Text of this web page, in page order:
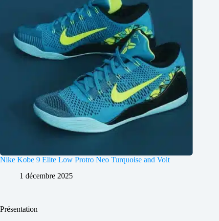
Nike Kobe 9 Elite Low Protro Neo Turquoise and Volt
1 décembre 2025
Présentation